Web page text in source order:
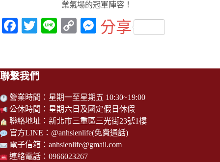
業氣場的冠軍陣容！
Fa
ok
T
r
Li
C
Li
nk
M
ng
分享
聯繫我們
營業時間：星期一至星期五 10:30~19:00
公休時間：星期六日及國定假日休假
聯絡地址：新北市三重區三光街23號1樓
官方LINE： @anhsienlife(免費通話)
電子信箱： anhsienlife@gmail.com
連絡電話：0966023267